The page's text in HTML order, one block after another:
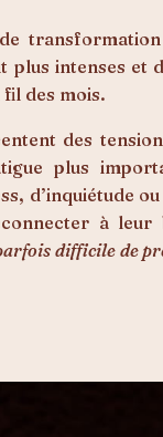
plus intenses et
des mois.
des
plus
d’inquiétude
à leur
difficile de